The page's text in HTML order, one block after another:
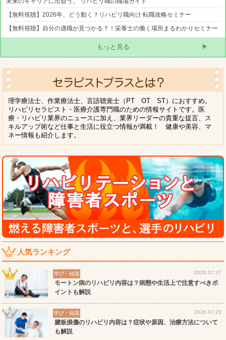
【無料視聴】2026年、どう動く？リハビリ職向け 転職攻略セミナー
【無料視聴】自分の適職が見つかる？！栄養士の働く場所まるわかりセミナー
もっと見る
理学療法士、作業療法士、言語聴覚士（PT OT ST）におすすめ。
リハビリセラピスト・医療介護専門職のための情報サイトです。医
療・リハビリ業界のニュースに加え、業界リーダーの貴重な提言、ス
キルアップ術など仕事と生活に役立つ情報が満載！ 健康や美容、マ
ネー情報も紹介します。
人気ランキング
学び・知識 2026.07.27
モートン病のリハビリ内容は？病態や生活上で注意すべきポ
イントも解説
学び・知識 2026.07.23
腱板損傷のリハビリ内容は？症状や原因、治療方法について
も解説